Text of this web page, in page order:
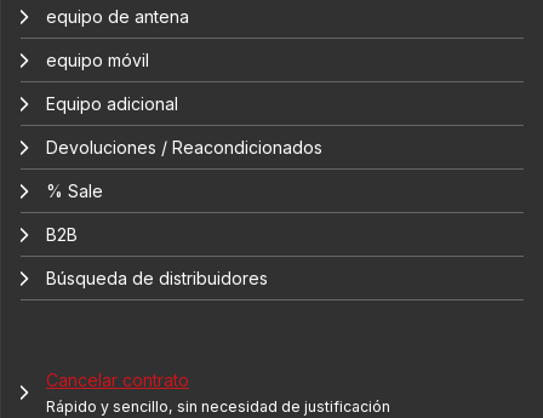
equipo de antena
equipo móvil
Equipo adicional
Devoluciones / Reacondicionados
% Sale
B2B
Búsqueda de distribuidores
Cancelar contrato
Rápido y sencillo, sin necesidad de justificación